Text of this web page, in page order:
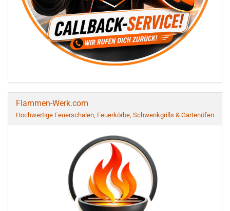
Flammen-Werk.com
Hochwertige Feuerschalen, Feuerkörbe, Schwenkgrills & Gartenöfen